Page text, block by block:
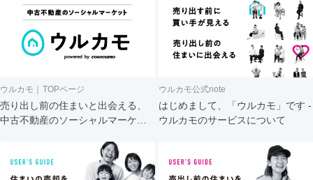
ウルカモ｜TOPページ
売り出し前の住まいと出会える、
中古不動産のソーシャルマーケッ
ウルカモ公式note
はじめまして、「ウルカモ」です -
ウルカモのサービスについて